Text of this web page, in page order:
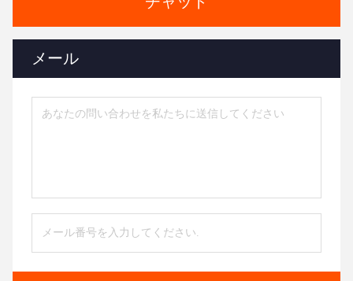
メール